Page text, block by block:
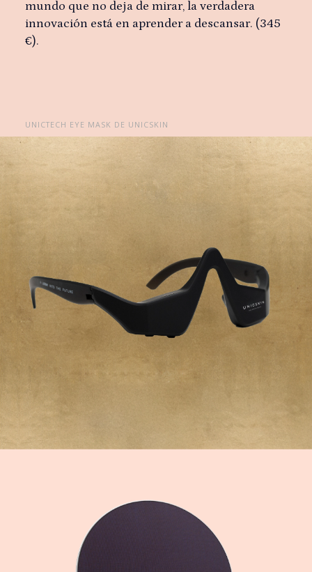
mundo que no deja de mirar, la verdadera
innovación está en aprender a descansar. (345
€).
UNICTECH EYE MASK DE UNICSKIN